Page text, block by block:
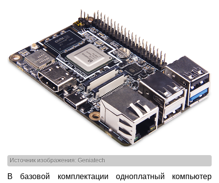
Источник изображения: Geniatech
В базовой комплектации одноплатный компьютер